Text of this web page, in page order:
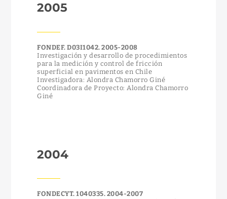
2005
FONDEF. D03I1042. 2005-2008
Investigación y desarrollo de procedimientos
para la medición y control de fricción
superficial en pavimentos en Chile
Investigadora: Alondra Chamorro Giné
Coordinadora de Proyecto: Alondra Chamorro
Giné
2004
FONDECYT. 1040335. 2004-2007